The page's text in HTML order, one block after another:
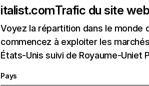
italist.comTrafic du site
Voyez la répartition dans le
commencez à exploiter les
États-Unis suivi de Royaume-Uniet
Pays